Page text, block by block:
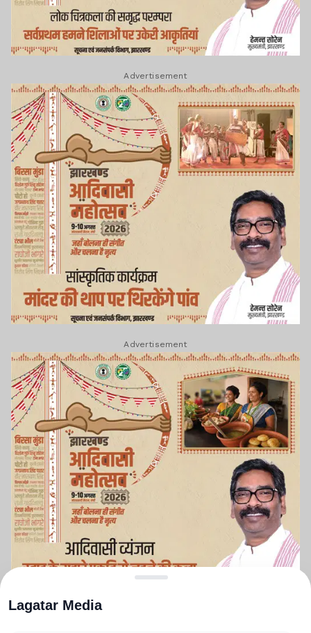
Advertisement
Advertisement
Lagatar Media